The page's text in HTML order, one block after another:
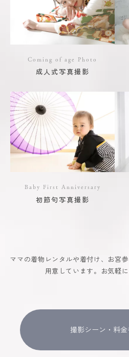
Coming of age Photo
成人式写真撮影
Baby First Anniversary
初節句写真撮影
ママの着物レンタルや着付け、お宮
用意しています。お気軽
撮影シーン・料金